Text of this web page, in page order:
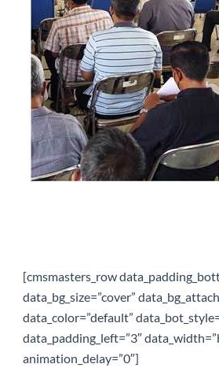
[cmsmasters_row
data_bg_size=”cover”
data_color=”default”
data_padding_left=”3″
animation_delay=”0″]